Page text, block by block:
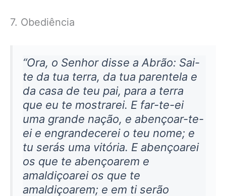
7. Obediência
“Ora, o Senhor disse a Abrão: Sai-
te da tua terra, da tua parentela e
da casa de teu pai, para a terra
que eu te mostrarei. E far-te-ei
uma grande nação, e abençoar-te-
ei e engrandecerei o teu nome; e
tu serás uma vitória. E abençoarei
os que te abençoarem e
amaldiçoarei os que te
amaldiçoarem; e em ti serão